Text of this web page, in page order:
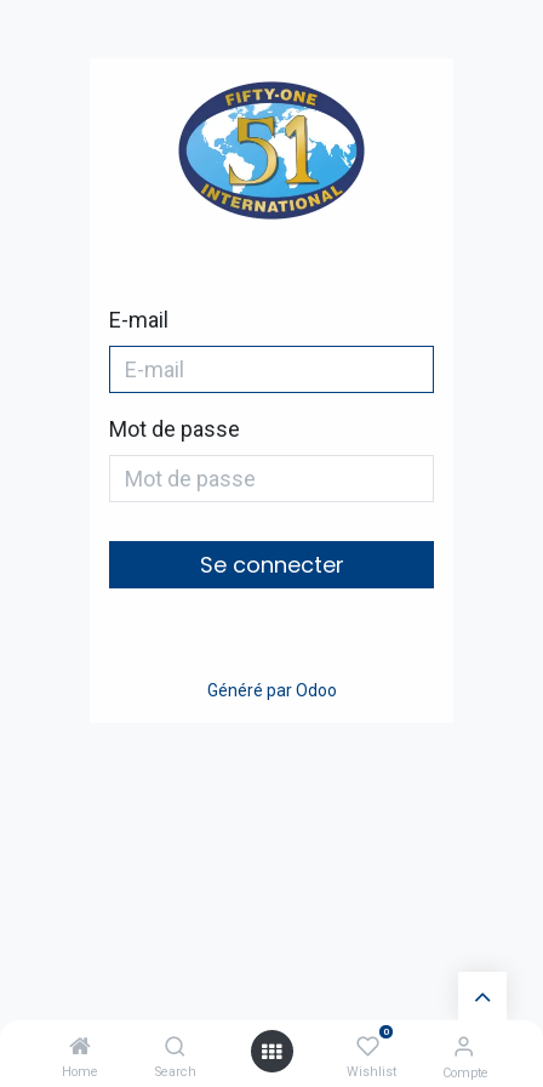
Home Search
0
Wishlist Compte
E-mail
Mot de passe
Se connecter
Généré parOdoo